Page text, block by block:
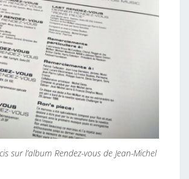
sur l’album Rendez-vous de Jean-Michel